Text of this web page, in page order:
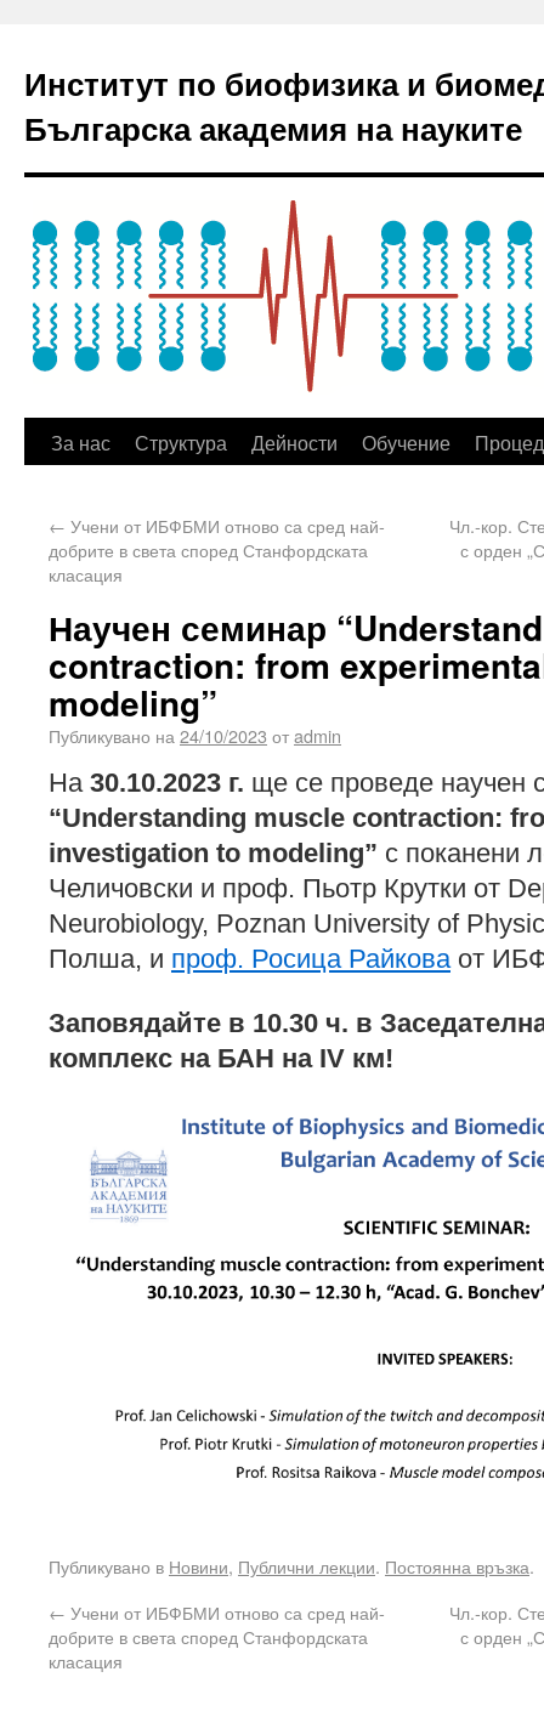
Институт по биофизика и
Българска академия на науките
За нас Структура Дейности Обучение
← Учени от ИБФБМИ отново са сред най-
добрите в света според Станфордската
класация
Чл.-кор.
с орден
Научен семинар
contraction: from
modeling”
Публикувано на 24/10/2023 отadmin
На 30.10.2023 г. ще се проведе научен
“Understanding muscle contraction:
investigation to modeling” с поканени
Челичовски и проф. Пьотр Крутки от
Neurobiology, Poznan University of
Полша, и проф. Росица Райковаот
Заповядайте в 10.30 ч. в
комплекс на БАН на IV км!
Публикувано в Новини, Публични лекции. Постоянна връзка.
← Учени от ИБФБМИ отново са сред най-
добрите в света според Станфордската
класация
Чл.-кор.
с орден